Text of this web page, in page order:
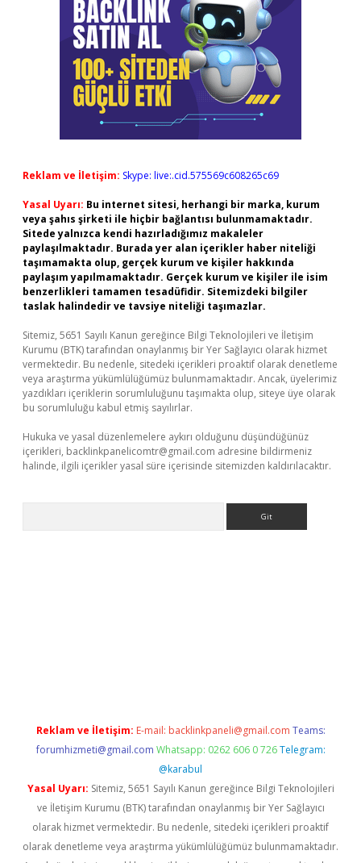
Reklam ve İletişim: Skype: live:.cid.575569c608265c69
Yasal Uyarı: Bu internet sitesi, herhangi bir marka, kurum
veya şahıs şirketi ile hiçbir bağlantısı bulunmamaktadır.
Sitede yalnızca kendi hazırladığımız makaleler
paylaşılmaktadır. Burada yer alan içerikler haber niteliği
taşımamakta olup, gerçek kurum ve kişiler hakkında
paylaşım yapılmamaktadır. Gerçek kurum ve kişiler ile isim
benzerlikleri tamamen tesadüfidir. Sitemizdeki bilgiler
taslak halindedir ve tavsiye niteliği taşımazlar.
Sitemiz, 5651 Sayılı Kanun gereğince Bilgi Teknolojileri ve İletişim
Kurumu (BTK) tarafından onaylanmış bir Yer Sağlayıcı olarak hizmet
vermektedir. Bu nedenle, sitedeki içerikleri proaktif olarak denetleme
veya araştırma yükümlülüğümüz bulunmamaktadır. Ancak, üyelerimiz
yazdıkları içeriklerin sorumluluğunu taşımakta olup, siteye üye olarak
bu sorumluluğu kabul etmiş sayılırlar.
Hukuka ve yasal düzenlemelere aykırı olduğunu düşündüğünüz
içerikleri, backlinkpanelicomtr@gmail.com adresine bildirmeniz
halinde, ilgili içerikler yasal süre içerisinde sitemizden kaldırılacaktır.
Reklam ve İletişim: E-mail: backlinkpaneli@gmail.com Teams:
forumhizmeti@gmail.com Whatsapp: 0262 606 0 726 Telegram:
@karabul
Yasal Uyarı: Sitemiz, 5651 Sayılı Kanun gereğince Bilgi Teknolojileri
ve İletişim Kurumu (BTK) tarafından onaylanmış bir Yer Sağlayıcı
olarak hizmet vermektedir. Bu nedenle, sitedeki içerikleri proaktif
olarak denetleme veya araştırma yükümlülüğümüz bulunmamaktadır.